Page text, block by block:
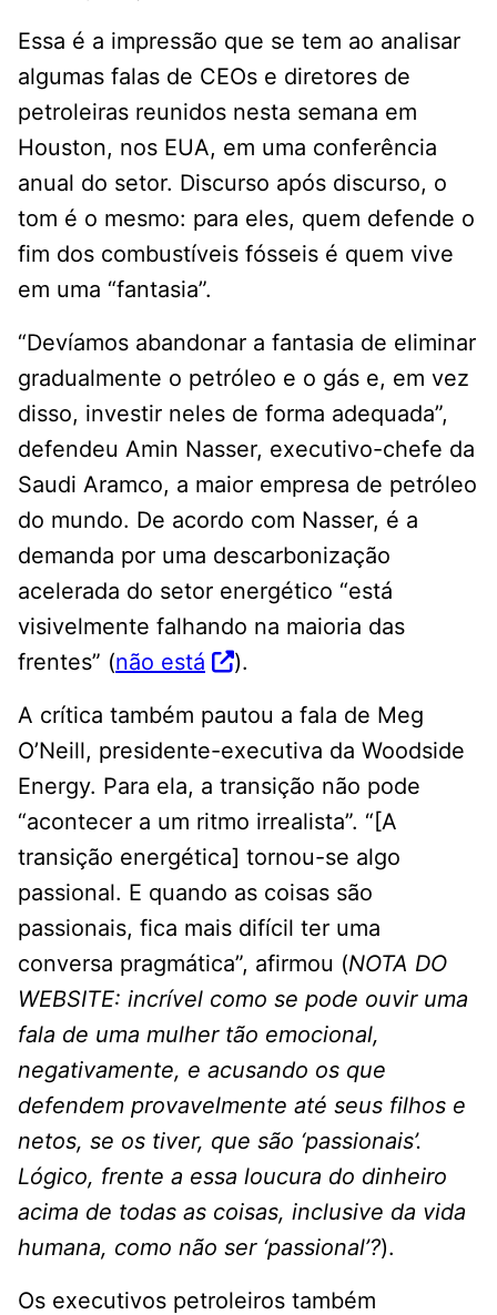
Essa é a impressão que se tem ao analisar
algumas falas de CEOs e diretores de
petroleiras reunidos nesta semana em
Houston, nos EUA, em uma conferência
anual do setor. Discurso após discurso, o
tom é o mesmo: para eles, quem defende o
fim dos combustíveis fósseis é quem vive
em uma “fantasia”.
“Devíamos abandonar a fantasia de eliminar
gradualmente o petróleo e o gás e, em vez
disso, investir neles de forma adequada”,
defendeu Amin Nasser, executivo-chefe da
Saudi Aramco, a maior empresa de petróleo
do mundo. De acordo com Nasser, é a
demanda por uma descarbonização
acelerada do setor energético “está
visivelmente falhando na maioria das
frentes” (não está
).
A crítica também pautou a fala de Meg
O’Neill, presidente-executiva da Woodside
Energy. Para ela, a transição não pode
“acontecer a um ritmo irrealista”. “[A
transição energética] tornou-se algo
passional. E quando as coisas são
passionais, fica mais difícil ter uma
conversa pragmática”, afirmou (NOTA DO
WEBSITE: incrível como se pode ouvir uma
fala de uma mulher tão emocional,
negativamente, e acusando os que
defendem provavelmente até seus filhos e
netos, se os tiver, que são ‘passionais’.
Lógico, frente a essa loucura do dinheiro
acima de todas as coisas, inclusive da vida
humana, como não ser ‘passional’?).
Os executivos petroleiros também